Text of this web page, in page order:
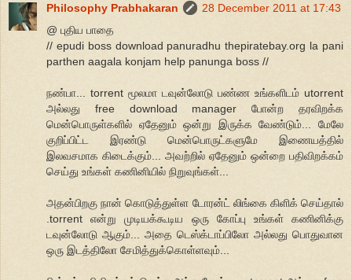
Philosophy Prabhakaran
28 December 2011 at 17:43
@ புதிய பாதை
// epudi boss download panuradhu thepiratebay.org la pani
parthen aagala konjam help panunga boss //
நண்பா... torrent மூலமா டவுன்லோடு பண்ண உங்களிடம் utorrent
அல்லது free download manager போன்ற தரவிறக்க
மென்பொருள்களில் ஏதேனும் ஒன்று இருக்க வேண்டும்... மேலே
குறிப்பிட்ட இரண்டு மென்பொருட்களுமே இணையத்தில்
இலவசமாக கிடைக்கும்... அவற்றில் ஏதேனும் ஒன்றை பதிவிறக்கம்
செய்து உங்கள் கணினியில் நிறுவுங்கள்...
அதன்பிறகு நான் கொடுத்துள்ள டோரன்ட் லிங்கை கிளிக் செய்தால்
.torrent என்று முடியக்கூடிய ஒரு கோப்பு உங்கள் கணினிக்கு
டவுன்லோடு ஆகும்... அதை டெஸ்க்டாப்பிலோ அல்லது பொதுவான
ஒரு இடத்திலோ சேமித்துக்கொள்ளவும்...